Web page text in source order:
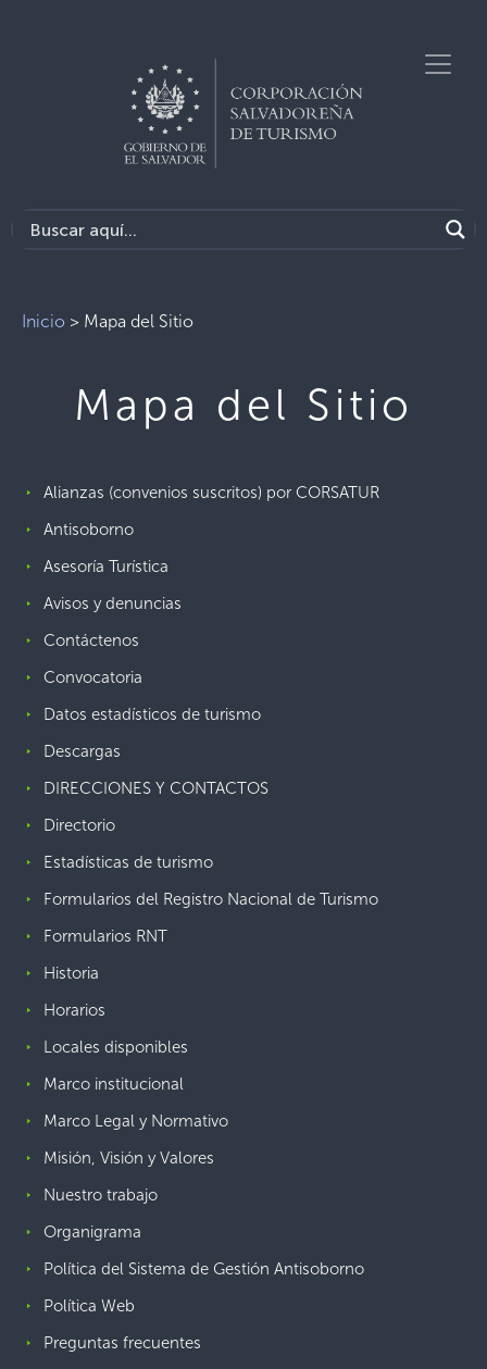
Inicio > Mapa del Sitio
Mapa del Sitio
Alianzas (convenios suscritos) por CORSATUR
Antisoborno
Asesoría Turística
Avisos y denuncias
Contáctenos
Convocatoria
Datos estadísticos de turismo
Descargas
DIRECCIONES Y CONTACTOS
Directorio
Estadísticas de turismo
Formularios del Registro Nacional de Turismo
Formularios RNT
Historia
Horarios
Locales disponibles
Marco institucional
Marco Legal y Normativo
Misión, Visión y Valores
Nuestro trabajo
Organigrama
Política del Sistema de Gestión Antisoborno
Política Web
Preguntas frecuentes